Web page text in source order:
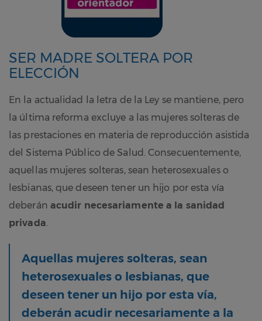
SER MADRE SOLTERA POR
ELECCIÓN
En la actualidad la letra de la Ley se mantiene, pero
la última reforma excluye a las mujeres solteras de
las prestaciones en materia de reproducción asistida
del Sistema Público de Salud. Consecuentemente,
aquellas mujeres solteras, sean heterosexuales o
lesbianas, que deseen tener un hijo por esta vía
deberán acudir necesariamente a la sanidad
privada.
Aquellas mujeres solteras, sean
heterosexuales o lesbianas, que
deseen tener un hijo por esta vía,
deberán acudir necesariamente a la